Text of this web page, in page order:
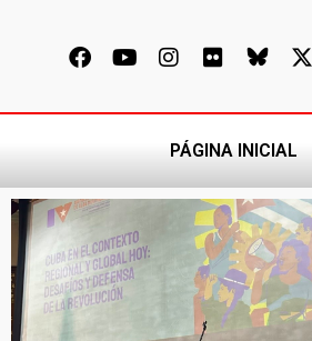
PÁGINA INICIAL